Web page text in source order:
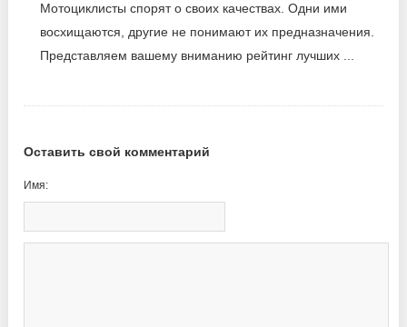
Мотоциклисты спорят о своих качествах. Одни ими
восхищаются, другие не понимают их предназначения.
Представляем вашему вниманию рейтинг лучших ...
Оставить свой комментарий
Имя: